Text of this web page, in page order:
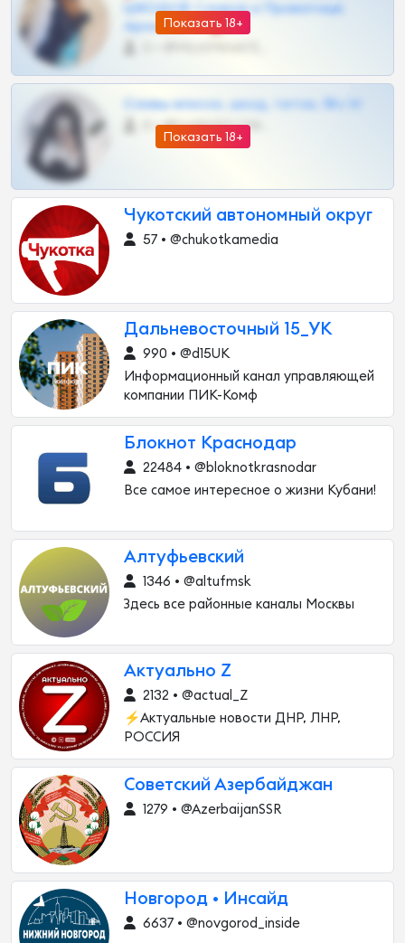
Показать 18+
ШКОДОВ Сливов и Приватных
Архивов ТГ 🔞💎
Показать 18+
Сливы вписок, шкод, теток, 18+ тг
0 •
Чукотский автономный округ
57 • @chukotkamedia
Дальневосточный 15_УК
990 • @d15UK
Информационный канал управляющей
компании ПИК-Комф
Блокнот Краснодар
22484 • @bloknotkrasnodar
Все самое интересное о жизни Кубани!
Алтуфьевский
1346 • @altufmsk
Здесь все районные каналы Москвы
Актуально Z
2132 • @actual_Z
⚡️Актуальные новости ДНР, ЛНР,
РОССИЯ
Советский Азербайджан
1279 • @AzerbaijanSSR
Новгород • Инсайд
6637 • @novgorod_inside